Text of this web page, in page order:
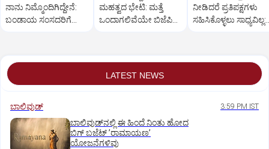
ನಾನು ನಿಮ್ಮೊಂದಿಗಿದ್ದೇನೆ:
ಬಂಡಾಯ ಸಂಸದರಿಗೆ
ಮಹತ್ವದ ಭೇಟಿ: ಮತ್ತೆ
ಒಂದಾಗಲಿವೆಯೇ ಬಿಜೆಪಿ–
ನೀಡಿದರೆ ಪ್ರತಿಪಕ್ಷಗಳು
ಸಹಿಸಿಕೊಳ್ಳಲು ಸಾಧ್ಯವಿಲ್ಲ:
LATEST NEWS
ಬಾಲಿವುಡ್‌ 3:59 PM IST
ಬಾಲಿವುಡ್‌ನಲ್ಲಿ ಈ ಹಿಂದೆ ನಿಂತು ಹೋದ
ಬಿಗ್‌ ಬಜೆಟ್ ʼರಾಮಾಯಣʼ‌
ಯೋಜನೆಗಳಿವು